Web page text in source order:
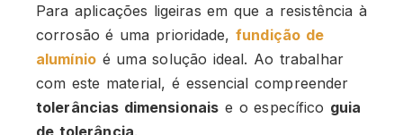
Para aplicações ligeiras em que a resistência à
corrosão é uma prioridade,fundição de
alumínioé uma solução ideal. Ao trabalhar
com este material, é essencial compreender
tolerâncias dimensionais e o específico guia
de tolerância.